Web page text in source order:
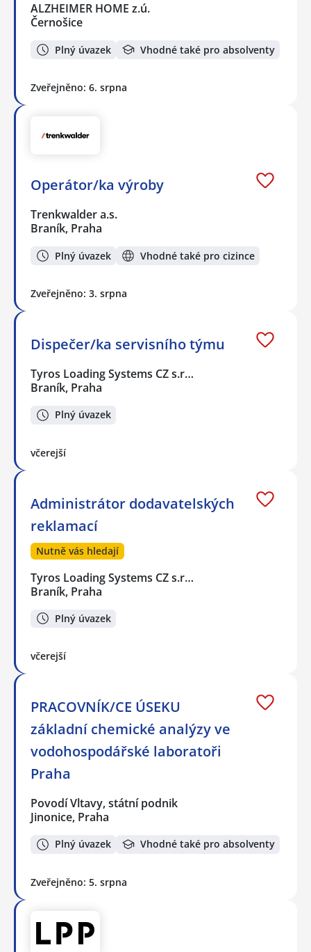
ALZHEIMER HOME z.ú.
Černošice
Plný úvazek Vhodné také pro absolventy
Zveřejněno: 6. srpna
Operátor/ka výroby
Trenkwalder a.s.
Braník, Praha
Plný úvazek Vhodné také pro cizince
Zveřejněno: 3. srpna
Dispečer/ka servisního týmu
Tyros Loading Systems CZ s.r…
Braník, Praha
Plný úvazek
včerejší
Administrátor dodavatelských
reklamací
Nutně vás hledají
Tyros Loading Systems CZ s.r…
Braník, Praha
Plný úvazek
včerejší
PRACOVNÍK/CE ÚSEKU
základní chemické analýzy ve
vodohospodářské laboratoři
Praha
Povodí Vltavy, státní podnik
Jinonice, Praha
Plný úvazek Vhodné také pro absolventy
Zveřejněno: 5. srpna